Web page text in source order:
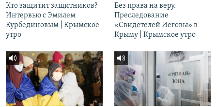
Кто защитит защитников?
Интервью с Эмилем
Курбединовым | Крымское
утро
Без права на веру.
Преследование
«Свидетелей Иеговы» в
Крыму | Крымское утро